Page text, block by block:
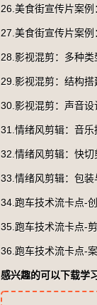
26.美食街宣传片案
27.美食街宣传片案
28.影视混剪：多种
29.影视混剪：结构
30.影视混剪：声音
31.情绪风剪辑：音
32.情绪风剪辑：快
33.情绪风剪辑：包
34.跑车技术流卡点-
35.跑车技术流卡点-
36.跑车技术流卡点-
感兴趣的可以下载学